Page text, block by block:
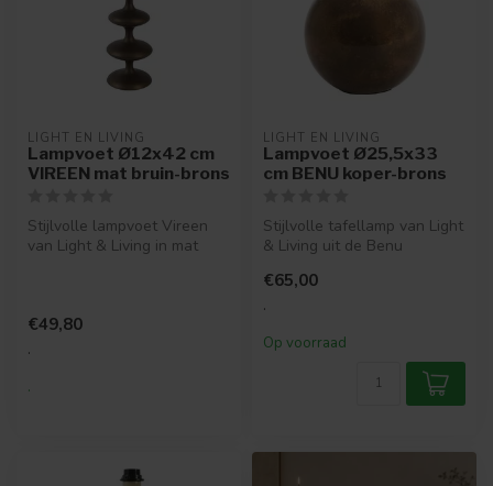
LIGHT EN LIVING
Lampvoet Ø12x42 cm
VIREEN mat bruin-brons
Stijlvolle lampvoet Vireen
van Light & Living in mat
€49,80
.
.
LIGHT EN LIVING
Lampvoet Ø25,5x33
cm BENU koper-brons
Stijlvolle tafellamp van Light
& Living uit de Benu
bron...
€65,00
.
Op voorraad